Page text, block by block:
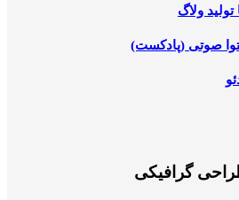
تولید ولاگ
صوتی (پادکست)
گرافیکی